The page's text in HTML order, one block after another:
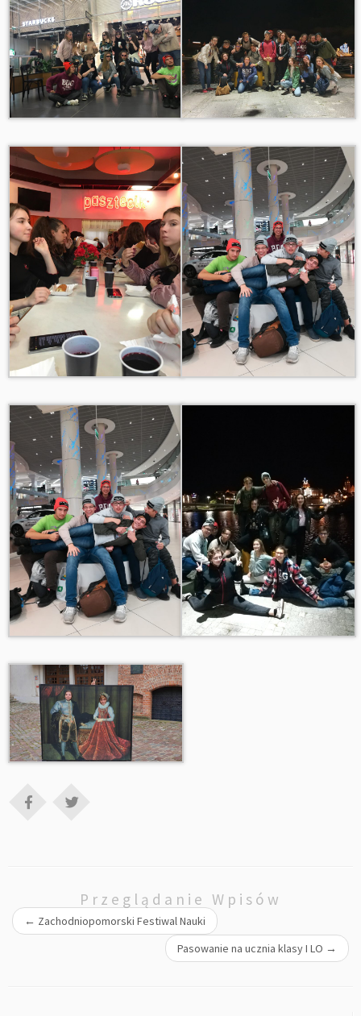
Przeglądanie Wpisów
← Zachodniopomorski Festiwal Nauki
Pasowanie na ucznia klasy I LO →